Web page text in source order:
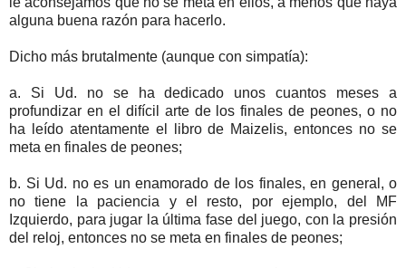
alguna buena razón para hacerlo.
Dicho más brutalmente (aunque con simpatía):
a. Si Ud. no se ha dedicado unos cuantos meses a
profundizar en el difícil arte de los finales de peones, o no
ha leído atentamente el libro de Maizelis, entonces no se
meta en finales de peones;
b. Si Ud. no es un enamorado de los finales, en general, o
no tiene la paciencia y el resto, por ejemplo, del MF
Izquierdo, para jugar la última fase del juego, con la presión
del reloj, entonces no se meta en finales de peones;